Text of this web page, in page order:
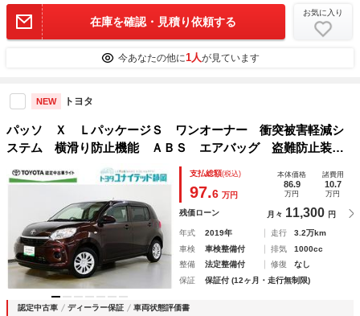
在庫を確認・見積り依頼する
お気に入り
今あなたの他に1人が見ています
NEW トヨタ
パッソ Ｘ ＬパッケージＳ ワンオーナー 衝突被害軽減シ
ステム 横滑り防止機能 ＡＢＳ エアバッグ 盗難防止装
置 アイドリングストップ バックカメラ ドラレコ ミュー
ジックプレイヤー接続可 ＣＤ スマートキー キーレス フ
支払総額(税込)
97.6 万円
本体価格
86.9
万円
諸費用
10.7
万円
残価ローン 月々 11,300 円
年式 2019年 走行
3.2万km
車検
車検整備付 排気
1000cc
整備
法定整備付 修復
なし
保証
保証付 (12ヶ月・走行無制限)
認定中古車 ディーラー保証 車両状態評価書